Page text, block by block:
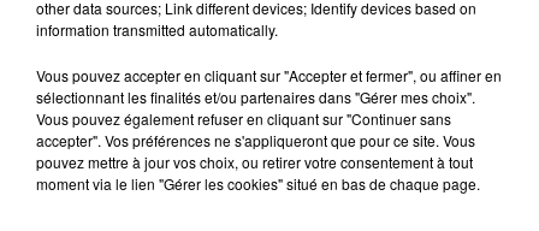
TROIS JOURS DE CONCERTS
Manu Lanvin, Joseph Chedid, ou encore Maëlle et Nuit
Incolore apparaissent donc cette année comme les
têtes d'affiche d'un évènement qui conserve
toutefois une dimension régionale, dans un souci
other data sources; Link different devices; Identify devices based on
information transmitted automatically.
Vous pouvez accepter en cliquant sur "Accepter et fermer", ou affiner en
sélectionnant les finalités et/ou partenaires dans "Gérer mes choix".
Vous pouvez également refuser en cliquant sur "Continuer sans
accepter". Vos préférences ne s'appliqueront que pour ce site. Vous
pouvez mettre à jour vos choix, ou retirer votre consentement à tout
moment via le lien "Gérer les cookies" situé en bas de chaque page.